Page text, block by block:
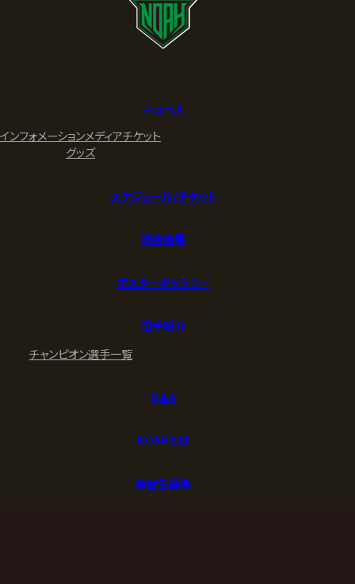
ニュース
インフォメーションメディアチケット
グッズ
スケジュール/チケット
試合結果
ポスターギャラリー
選手紹介
チャンピオン選手一覧
Q&A
NOAHとは
練習生募集